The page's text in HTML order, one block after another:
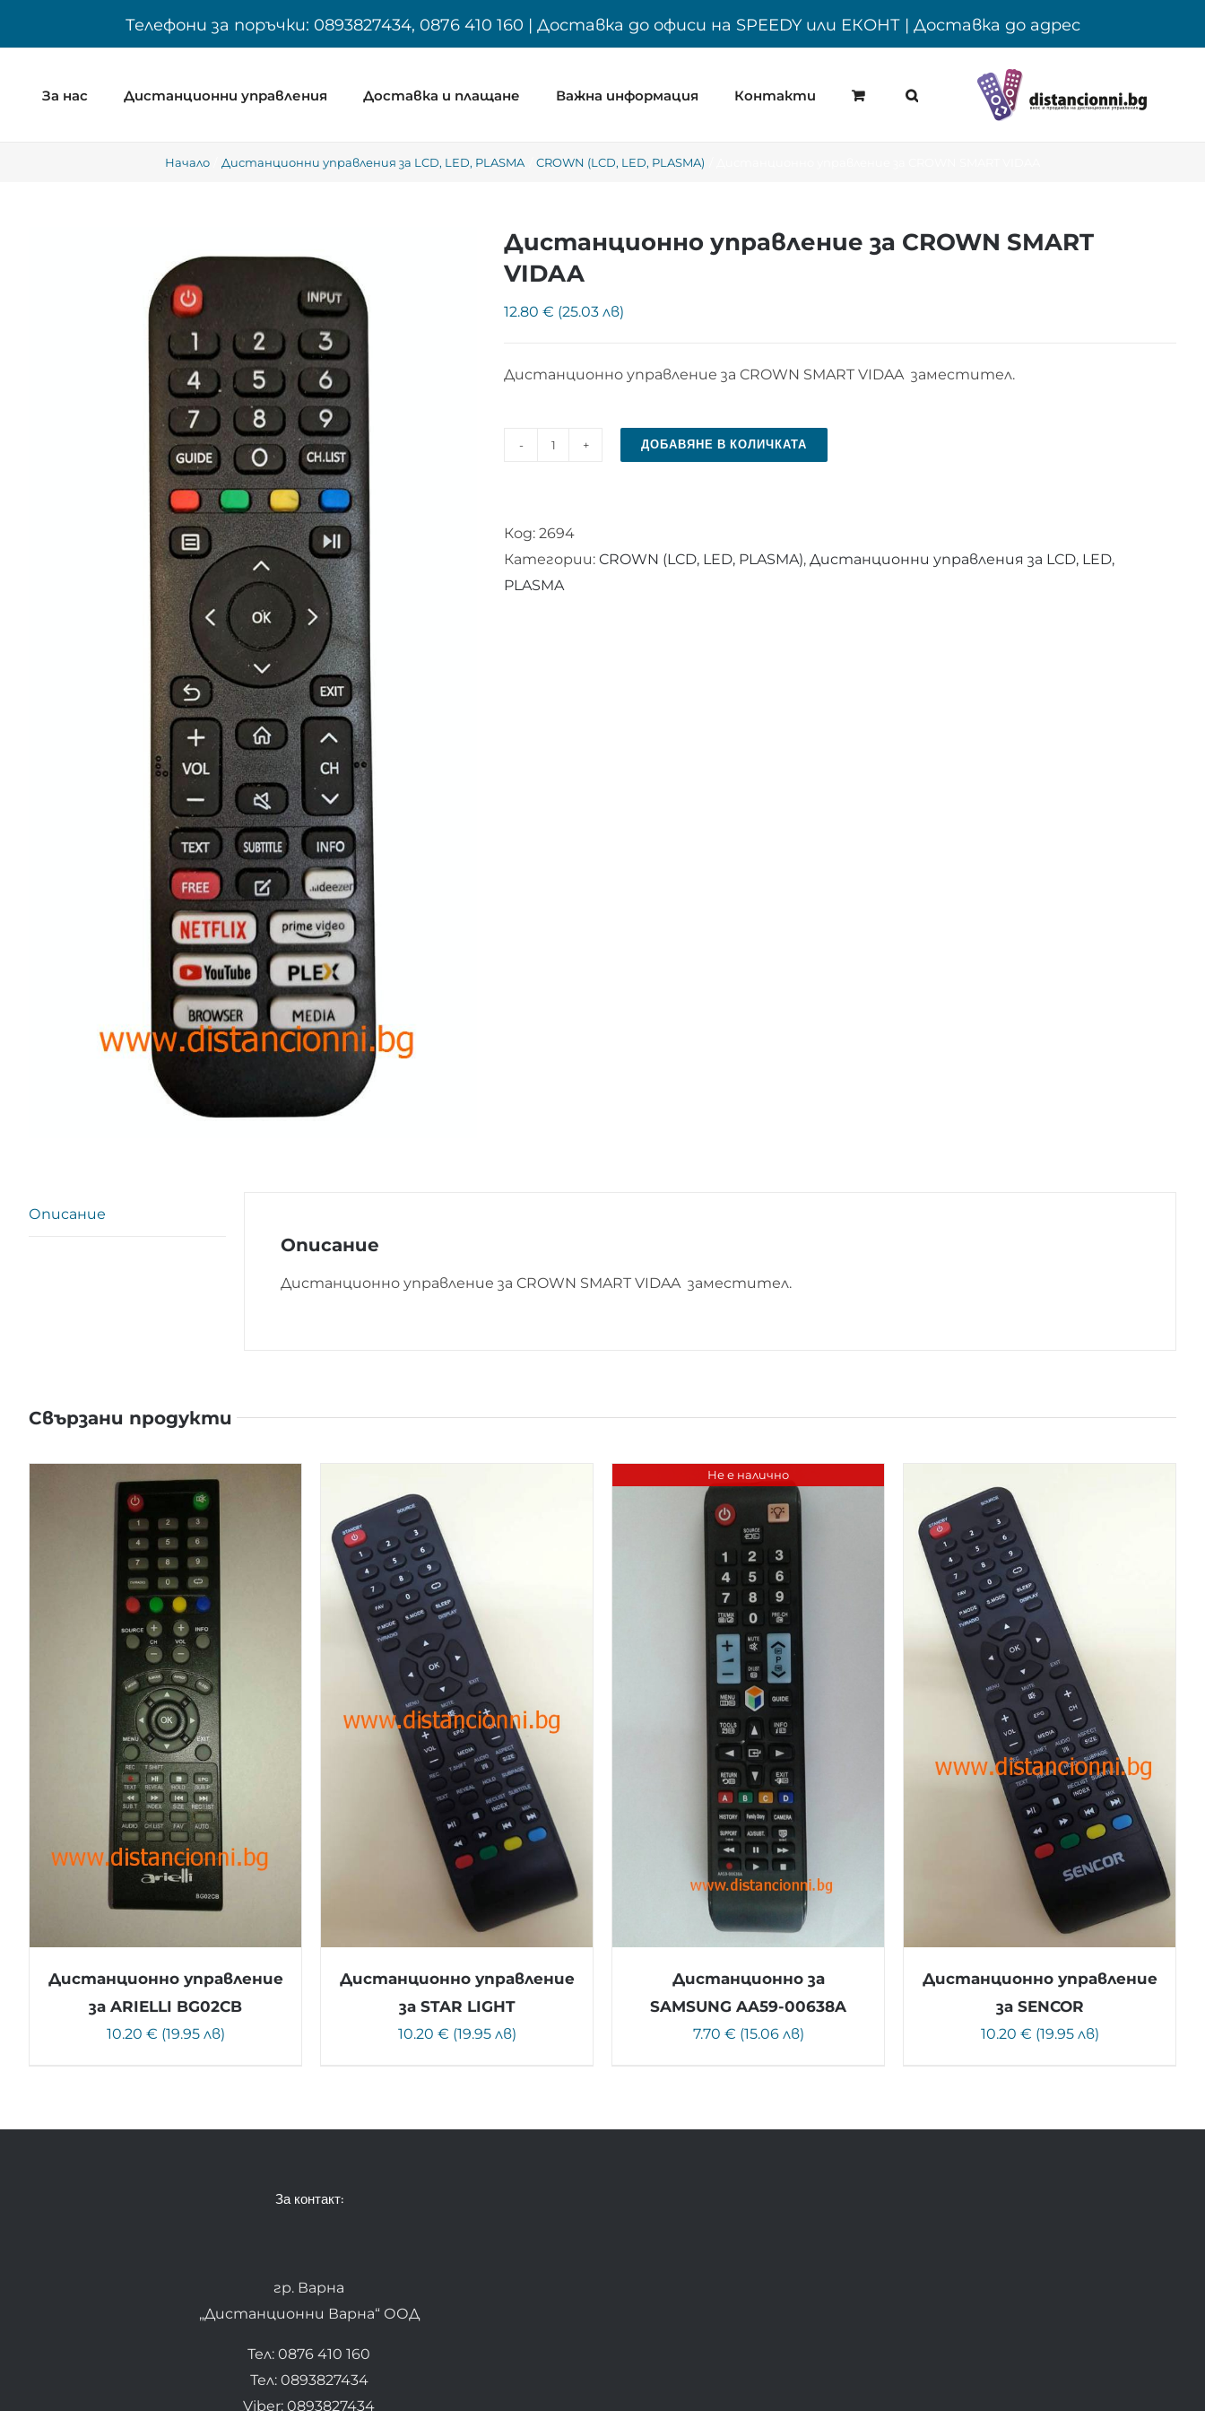
Телефони за поръчки: 0893827434, 0876 410 160 | Доставка до офиси на SPEEDY или ЕКОНТ | Доставка до адрес
За нас Дистанционни управления Доставка и плащане Важна информация Контакти
Начало Дистанционни управления за LCD, LED, PLASMA CROWN (LCD, LED, PLASMA)
Дистанционно управление за CROWN SMART
VIDAA
12.80 € (25.03 лв)
Дистанционно управление за CROWN SMART VIDAA заместител.
количество
управление
за
CROWN
ДОБАВЯНЕ В КОЛИЧКАТА
Код: 2694
Категории: CROWN (LCD, LED, PLASMA), Дистанционни управления за LCD, LED,
PLASMA
Описание
Описание
Дистанционно управление за CROWN SMART VIDAA заместител.
Свързани продукти
Дистанционно управление
за ARIELLI BG02CB
10.20 € (19.95 лв)
Дистанционно управление
за STAR LIGHT
10.20 € (19.95 лв)
Не е налично
Дистанционно за
SAMSUNG AA59-00638A
7.70 € (15.06 лв)
Дистанционно управление
за SENCOR
10.20 € (19.95 лв)
За контакт:
гр. Варна
„Дистанционни Варна“ ООД
Тел: 0876 410 160
Тел: 0893827434
Viber: 0893827434